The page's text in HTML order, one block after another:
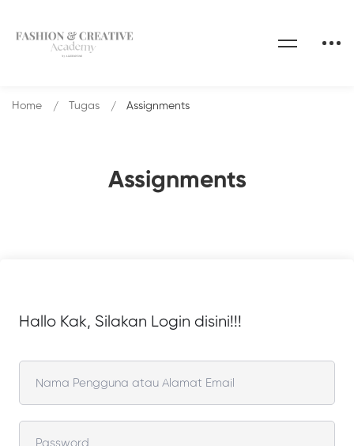
Assignments
Home Tugas Assignments
Hallo Kak, Silakan Login disini!!!